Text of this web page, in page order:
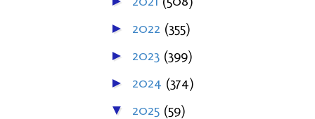
► 2022 (355)
► 2023 (399)
► 2024 (374)
▼ 2025 (59)